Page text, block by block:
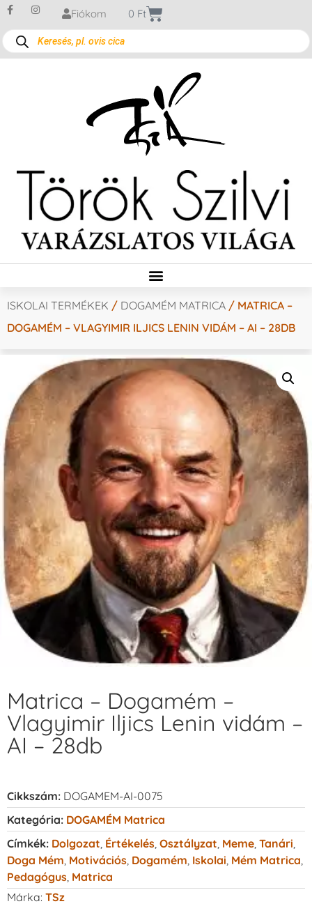
Fiókom 0 Ft
ISKOLAI TERMÉKEK / DOGAMÉM MATRICA / MATRICA –
DOGAMÉM – VLAGYIMIR ILJICS LENIN VIDÁM – AI – 28DB
Matrica – Dogamém –
Vlagyimir Iljics Lenin vidám –
AI – 28db
Cikkszám: DOGAMEM-AI-0075
Kategória: DOGAMÉM Matrica
Címkék: Dolgozat Értékelés Osztályzat Meme Tanári
Doga Mém Motivációs Dogamém Iskolai Mém Matrica
Pedagógus Matrica
Márka: TSz